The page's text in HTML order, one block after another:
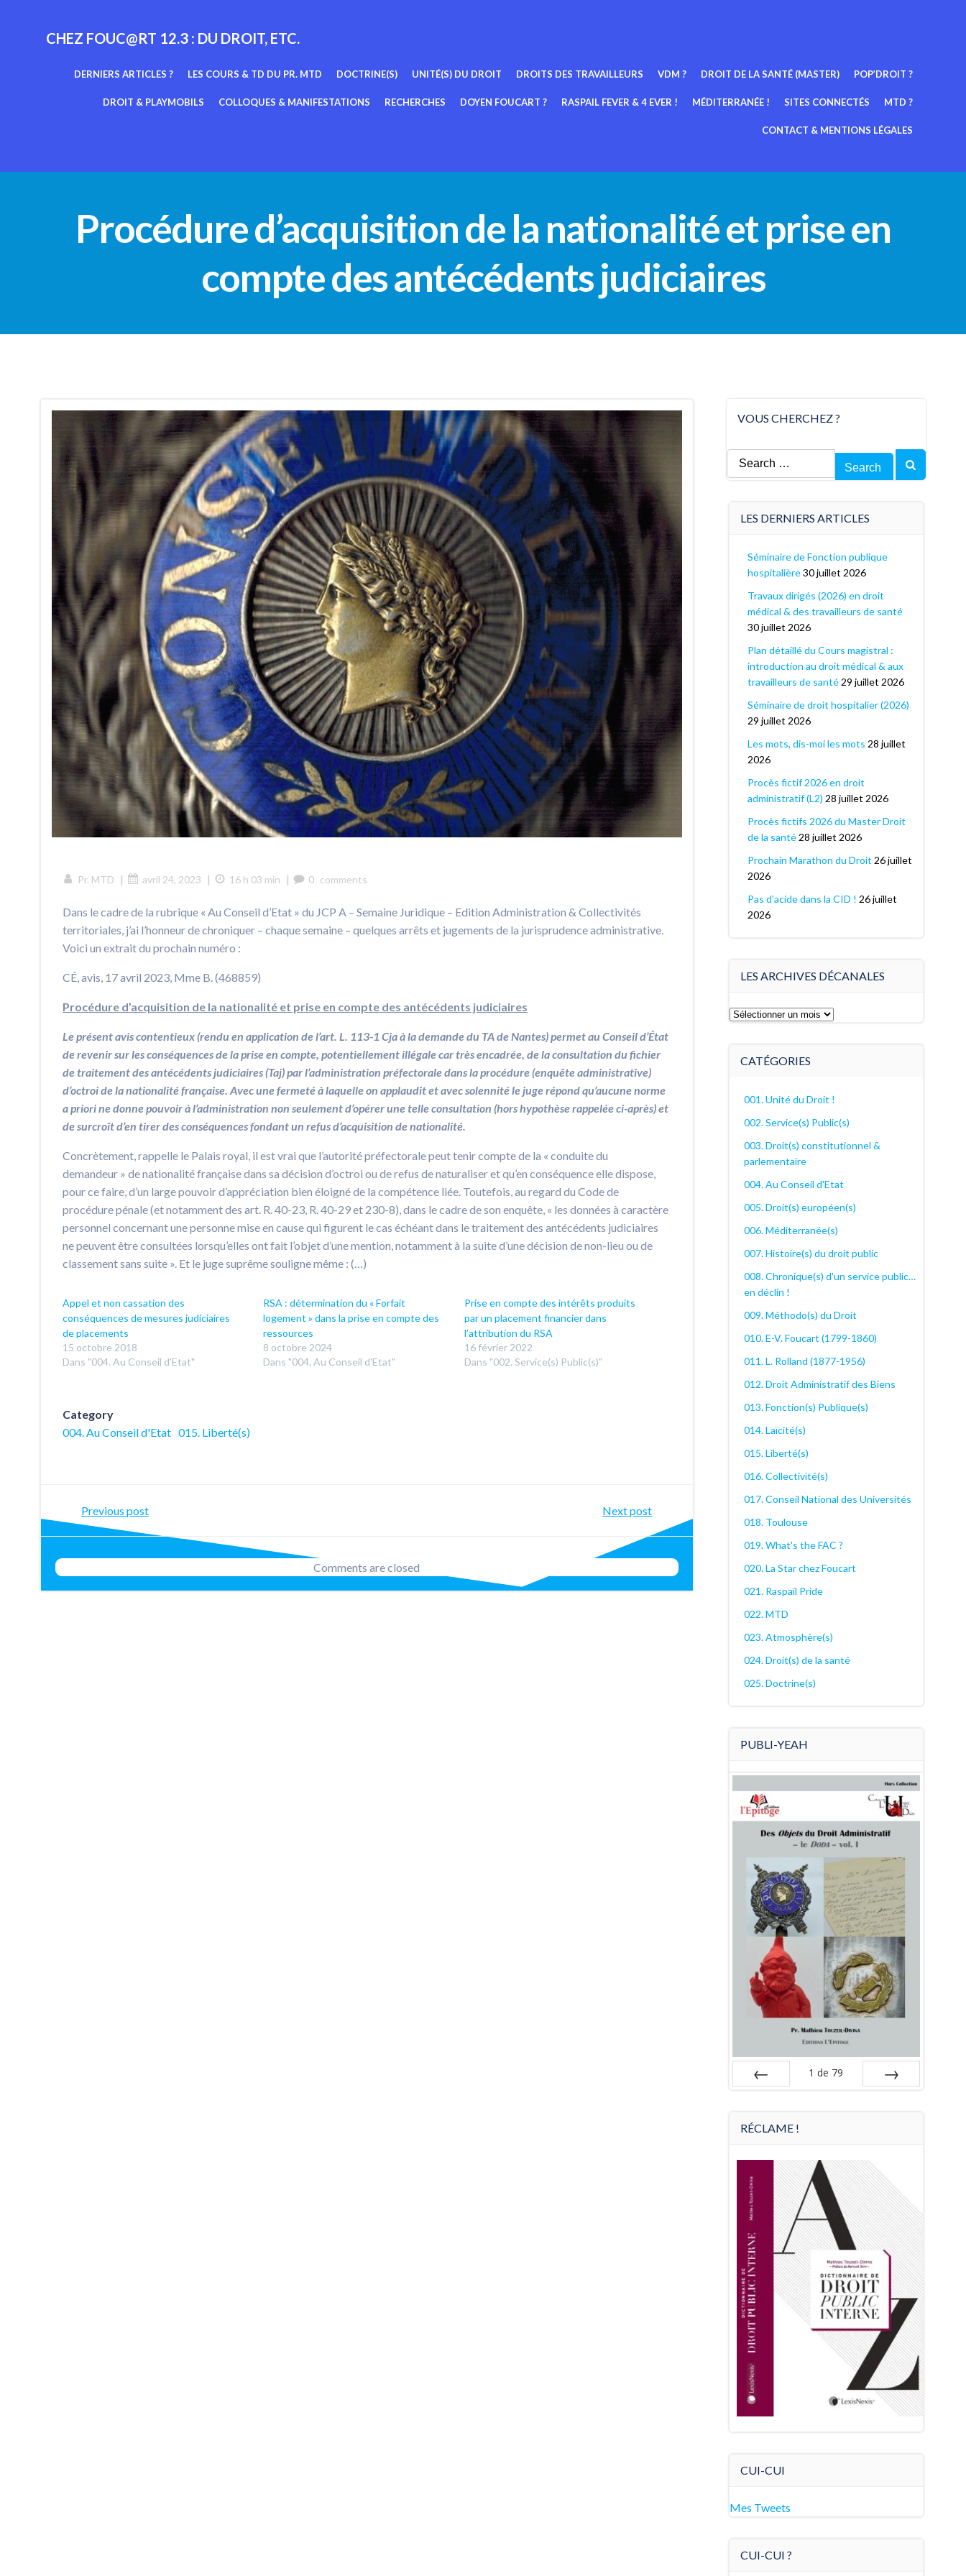
CHEZ FOUC@RT 12.3 : DU DROIT, ETC.
DERNIERS ARTICLES ? LES COURS & TD DU PR. MTD DOCTRINE(S) UNITÉ(S) DU DROIT DROITS DES TRAVAILLEURS VDM ? DROIT DE LA SANTÉ (MASTER) POP’DROIT ?
DROIT & PLAYMOBILS COLLOQUES & MANIFESTATIONS RECHERCHES DOYEN FOUCART ? RASPAIL FEVER & 4 EVER ! MÉDITERRANÉE ! SITES CONNECTÉS MTD ?
CONTACT & MENTIONS LÉGALES
Procédure d’acquisition de la nationalité et prise en
compte des antécédents judiciaires
Pr. MTD | avril 24, 2023 | 16 h 03 min | 0 comments
Dans le cadre de la rubrique « Au Conseil d’Etat » du JCP A – Semaine Juridique – Edition Administration & Collectivités
territoriales, j’ai l’honneur de chroniquer – chaque semaine – quelques arrêts et jugements de la jurisprudence administrative.
Voici un extrait du prochain numéro :
CÉ, avis, 17 avril 2023, Mme B. (468859)
Procédure d’acquisition de la nationalité et prise en compte des antécédents judiciaires
Le présent avis contentieux (rendu en application de l’art. L. 113-1 Cja à la demande du TA de Nantes) permet au Conseil d’État
de revenir sur les conséquences de la prise en compte, potentiellement illégale car très encadrée, de la consultation du fichier
de traitement des antécédents judiciaires (Taj) par l’administration préfectorale dans la procédure (enquête administrative)
d’octroi de la nationalité française. Avec une fermeté à laquelle on applaudit et avec solennité le juge répond qu’aucune norme
a priori ne donne pouvoir à l’administration non seulement d’opérer une telle consultation (hors hypothèse rappelée ci-après) et
de surcroît d’en tirer des conséquences fondant un refus d’acquisition de nationalité.
Concrètement, rappelle le Palais royal, il est vrai que l’autorité préfectorale peut tenir compte de la « conduite du
demandeur » de nationalité française dans sa décision d’octroi ou de refus de naturaliser et qu’en conséquence elle dispose,
pour ce faire, d’un large pouvoir d’appréciation bien éloigné de la compétence liée. Toutefois, au regard du Code de
procédure pénale (et notamment des art. R. 40-23, R. 40-29 et 230-8), dans le cadre de son enquête, « les données à caractère
personnel concernant une personne mise en cause qui figurent le cas échéant dans le traitement des antécédents judiciaires
ne peuvent être consultées lorsqu’elles ont fait l’objet d’une mention, notamment à la suite d’une décision de non-lieu ou de
classement sans suite ». Et le juge suprême souligne même : (…)
Appel et non cassation des
conséquences de mesures judiciaires
de placements
15 octobre 2018
Dans "004. Au Conseil d'Etat"
RSA : détermination du « Forfait
logement » dans la prise en compte des
ressources
8 octobre 2024
Dans "004. Au Conseil d'Etat"
Prise en compte des intérêts produits
par un placement financier dans
l’attribution du RSA
16 février 2022
Dans "002. Service(s) Public(s)"
Category
004. Au Conseil d'Etat 015. Liberté(s)
Post
navigation
Previous post
Post
navigation
Next post
Comments are closed
VOUS CHERCHEZ ?
Search
for:
LES DERNIERS ARTICLES
Séminaire de Fonction publique
hospitalière 30 juillet 2026
Travaux dirigés (2026) en droit
médical & des travailleurs de santé
30 juillet 2026
Plan détaillé du Cours magistral :
introduction au droit médical & aux
travailleurs de santé 29 juillet 2026
Séminaire de droit hospitalier (2026)
29 juillet 2026
Les mots, dis-moi les mots 28 juillet
2026
Procès fictif 2026 en droit
administratif (L2) 28 juillet 2026
Procès fictifs 2026 du Master Droit
de la santé 28 juillet 2026
Prochain Marathon du Droit 26 juillet
2026
Pas d’acide dans la CID ! 26 juillet
2026
LES ARCHIVES DÉCANALES
Les
CATÉGORIES
001. Unité du Droit !
002. Service(s) Public(s)
003. Droit(s) constitutionnel &
parlementaire
004. Au Conseil d'Etat
005. Droit(s) européen(s)
006. Méditerranée(s)
007. Histoire(s) du droit public
008. Chronique(s) d'un service public…
en déclin !
009. Méthodo(s) du Droit
010. E-V. Foucart (1799-1860)
011. L. Rolland (1877-1956)
012. Droit Administratif des Biens
013. Fonction(s) Publique(s)
014. Laïcité(s)
015. Liberté(s)
016. Collectivité(s)
017. Conseil National des Universités
018. Toulouse
019. What's the FAC ?
020. La Star chez Foucart
021. Raspail Pride
022. MTD
023. Atmosphère(s)
024. Droit(s) de la santé
025. Doctrine(s)
PUBLI-YEAH
1 de 79
RÉCLAME !
CUI-CUI
Mes Tweets
CUI-CUI ?